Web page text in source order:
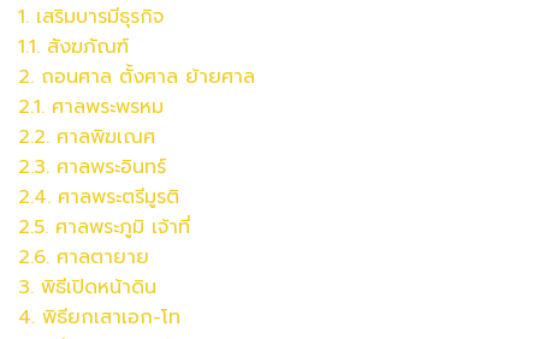
1. เสริมบารมีธุรกิจ
1.1. สังฆภัณฑ์
2. ถอนศาล ตั้งศาล ย้ายศาล
2.1. ศาลพระพรหม
2.2. ศาลพิฆเณศ
2.3. ศาลพระอินทร์
2.4. ศาลพระตรีมูรติ
2.5. ศาลพระภูมิ เจ้าที่
2.6. ศาลตายาย
3. พิธีเปิดหน้าดิน
4. พิธียกเสาเอก-โท